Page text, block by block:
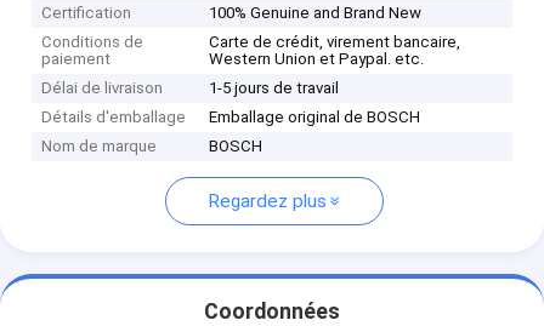
Certification
100% Genuine and Brand New
Conditions de
paiement
Carte de crédit, virement bancaire,
Western Union et Paypal. etc.
Délai de livraison
1-5 jours de travail
Détails d'emballage
Emballage original de BOSCH
Nom de marque
BOSCH
Regardez plus
Coordonnées